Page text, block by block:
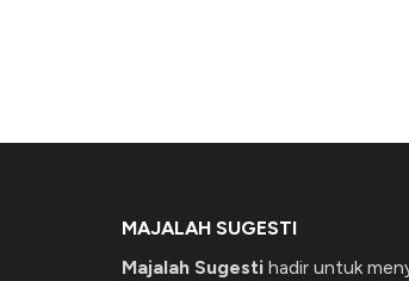
MAJALAH SUGESTI
Majalah Sugesti hadir untuk